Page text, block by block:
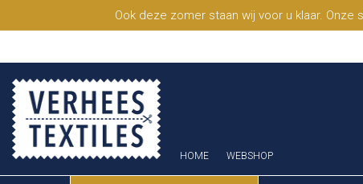
Ook deze zomer staan wij voor u klaar.
HOME WEBSHOP